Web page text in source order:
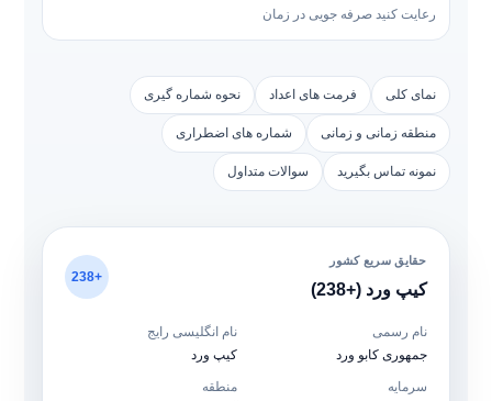
رعایت کنید صرفه جویی در زمان
نمای کلی فرمت های اعداد نحوه شماره گیری
منطقه زمانی و زمانی شماره های اضطراری
نمونه تماس بگیرید سوالات متداول
حقایق سریع کشور
کیپ ورد (+238)
+238
نام رسمی
جمهوری کابو ورد
نام انگلیسی رایج
کیپ ورد
سرمایه
منطقه